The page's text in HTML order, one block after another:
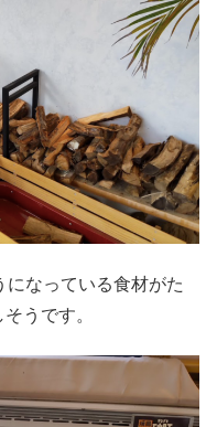
になっている食材がた
うです。